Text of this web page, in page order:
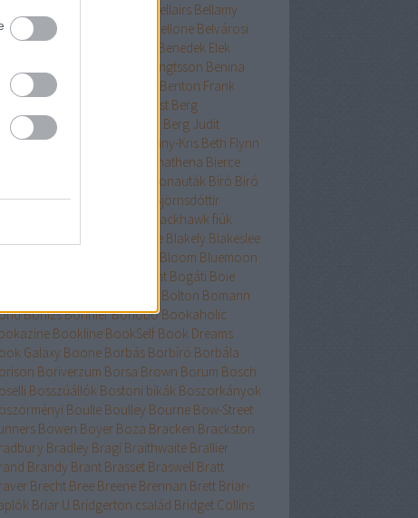
Bellairs Bellamy
Belle Bellinger-nővérek Bellone Belvárosi
Benedek Elek
Bengtsson Benina
Benkő
Benton Frank
Berest Berg
Berg Judit
Berry Bethany-Kris Beth Flynn
Bhathena Bierce
Bionauták Bíró Bíró
Bishop
Björnsdóttir
Blackhawk fiúk
Blake Blakely Blakeslee
Bloom Bluemoon
Body Count Bogáti Boie
Bolton Bomann
BónizsBonnierBonobó Bookaholic
Bookline BookSelf Book Dreams
Galaxy Boone Borbás Borbíró Borbála
Boriverzum Borsa Brown Borum Bosch
Bosszúállók Bostoni bikák Boszorkányok
Boulle Boulley Bourne Bow-Street
Bowen Boyer Boza Bracken Brackston
Bradley Bragi Braithwaite Brallier
Brandy Brant Brasset Braswell Bratt
Brecht Bree Breene Brennan Brett Briar-
Briar U Bridgerton család Bridget Collins